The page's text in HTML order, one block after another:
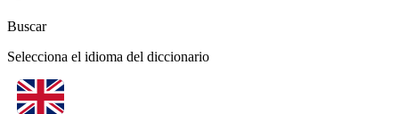
Buscar
Selecciona el idioma del diccionario